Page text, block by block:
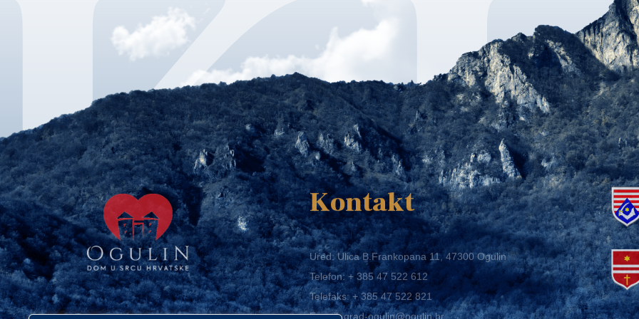
Kontakt
Ured: Ulica B.Frankopana 11, 47300 Ogulin
Telefon:+ 385 47 522 612
Telefaks:+ 385 47 522 821
E-mail:grad-ogulin@ogulin.hr